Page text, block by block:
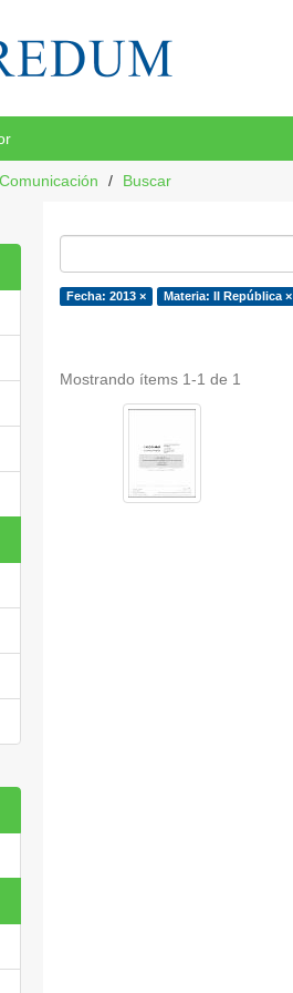
Buscar
Fecha: 2013 × Materia: II República ×
Mostrando ítems 1-1 de 1